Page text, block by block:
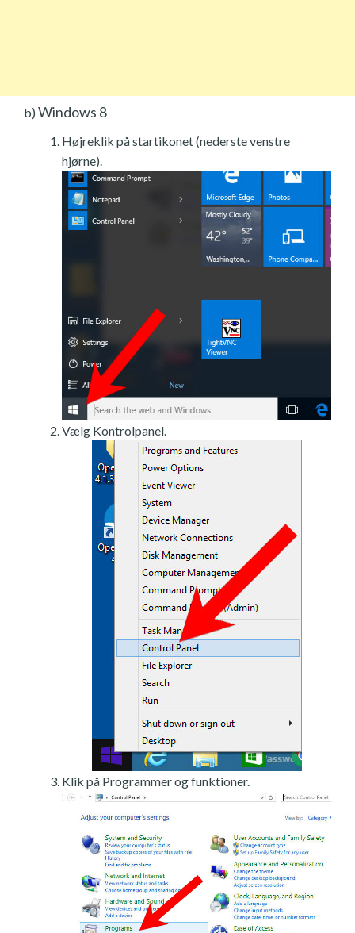
b) Windows 8
Højreklik på startikonet (nederste venstre
hjørne).
Vælg Kontrolpanel.
Klik på Programmer og funktioner.